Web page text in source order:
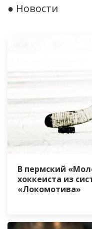
● Новости
В пермский
хоккеиста из
«Локомотива»